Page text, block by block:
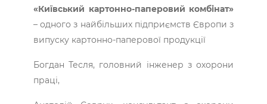
«Київський картонно-паперовий комбінат»
– одного з найбільших підприємств Європи з
випуску картонно-паперової продукції
Богдан Тесля, головний інженер з охорони
праці,